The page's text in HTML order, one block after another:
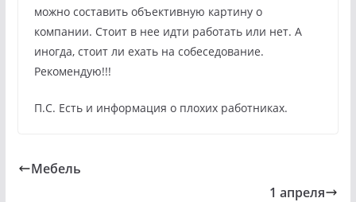
можно составить объективную картину о
компании. Стоит в нее идти работать или нет. А
иногда, стоит ли ехать на собеседование.
Рекомендую!!!
П.С. Есть и информация о плохих работниках.
Мебель
1 апреля